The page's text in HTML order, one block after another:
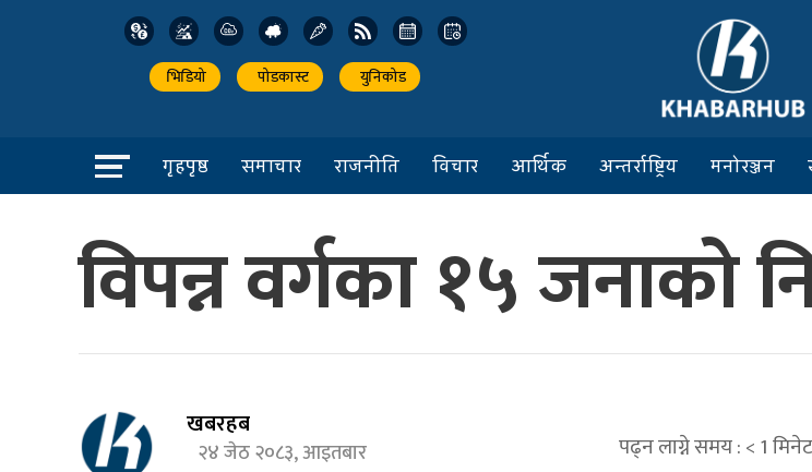
भिडियो पोडकास्ट युनिकोड
गृहपृष्ठ समाचार राजनीति विचार आर्थिक अन्तर्राष्ट्रिय मनोरञ्जन
विपन्न वर्गका १५ जनाको
खबरहब
२४ जेठ २०८३, आइतबार पढ्न लाग्ने समय :< 1मिनेट